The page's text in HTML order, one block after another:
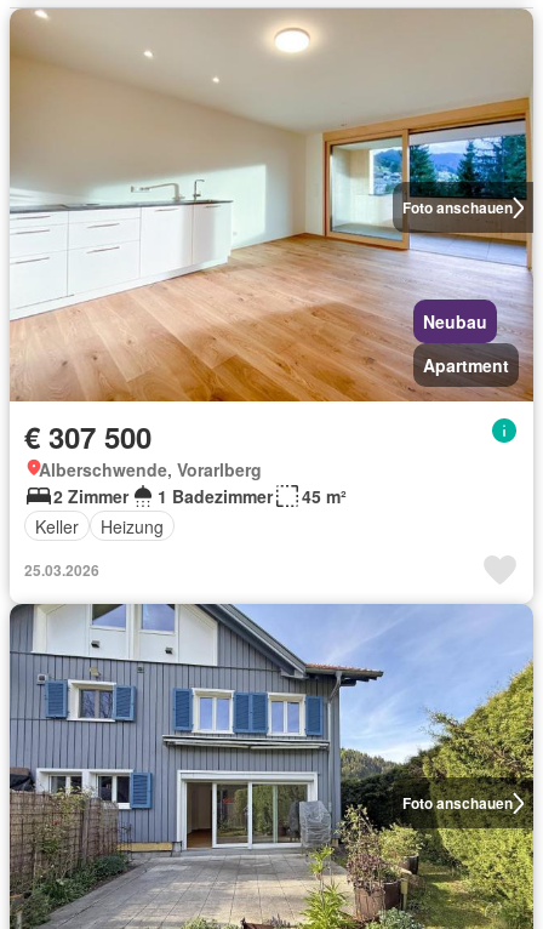
Foto anschauen
Neubau
Apartment
€ 307 500
Alberschwende, Vorarlberg
2 Zimmer
1 Badezimmer
45 m²
Keller
Heizung
25.03.2026
Foto anschauen